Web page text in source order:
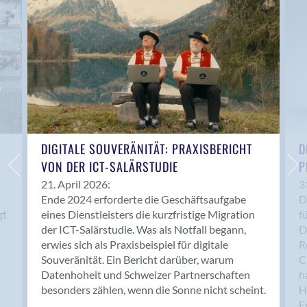
Anwil
Appenzell
Au SG
Baar
Baden
Balsthal
Balzers
Basel
Bassersdorf
Belp
Bendern
Benken (SG)
Bergdietikon
Berlin
Bern
Bern - Liebefeld
DIGITALE SOUVERÄNITÄT: PRAXISBERICHT
VON DER ICT-SALÄRSTUDIE
21. April 2026:
Ende 2024 erforderte die Geschäftsaufgabe
eines Dienstleisters die kurzfristige Migration
der ICT-Salärstudie. Was als Notfall begann,
erwies sich als Praxisbeispiel für digitale
Souveränität. Ein Bericht darüber, warum
Datenhoheit und Schweizer Partnerschaften
besonders zählen, wenn die Sonne nicht scheint.